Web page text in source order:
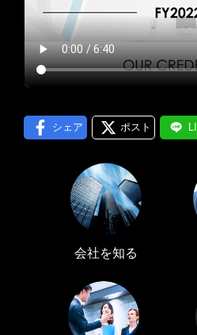
LINE通知
シェア ポスト
会社を知る
プロフィール
ログイン